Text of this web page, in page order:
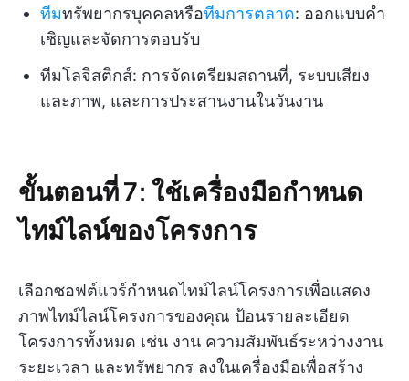
ทีมทรัพยากรบุคคลหรือทีมการตลาด: ออกแบบคำ
เชิญและจัดการตอบรับ
ทีมโลจิสติกส์: การจัดเตรียมสถานที่, ระบบเสียง
และภาพ, และการประสานงานในวันงาน
ขั้นตอนที่ 7: ใช้เครื่องมือกำหนด
ไทม์ไลน์ของโครงการ
เลือกซอฟต์แวร์กำหนดไทม์ไลน์โครงการเพื่อแสดง
ภาพไทม์ไลน์โครงการของคุณ ป้อนรายละเอียด
โครงการทั้งหมด เช่น งาน ความสัมพันธ์ระหว่างงาน
ระยะเวลา และทรัพยากร ลงในเครื่องมือเพื่อสร้าง